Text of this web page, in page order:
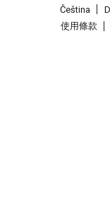
Čeština
使用條款